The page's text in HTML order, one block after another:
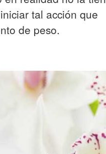
tal acción que
de peso.